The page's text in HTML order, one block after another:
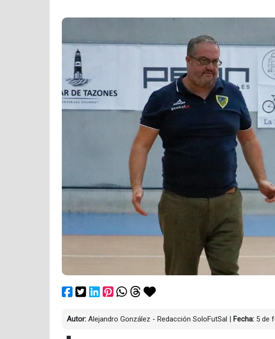
Autor: Alejandro González - Redacción SoloFutSal Fecha: 5 de